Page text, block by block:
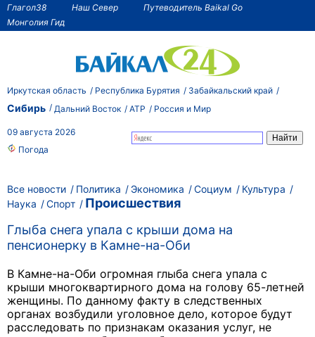
Глагол38 Наш Север
Путеводитель Baikal Go
Монголия Гид
Иркутская область Республика Бурятия Забайкальский край
Сибирь Дальний Восток АТР Россия и Мир
09 августа 2026
Погода
Все новости Политика Экономика Социум
Культура
Наука
Спорт
Происшествия
Глыба снега упала с крыши дома на
пенсионерку в Камне-на-Оби
В Камне-на-Оби огромная глыба снега упала с
крыши многоквартирного дома на голову 65-летней
женщины. По данному факту в следственных
органах возбудили уголовное дело, которое будут
расследовать по признакам оказания услуг, не